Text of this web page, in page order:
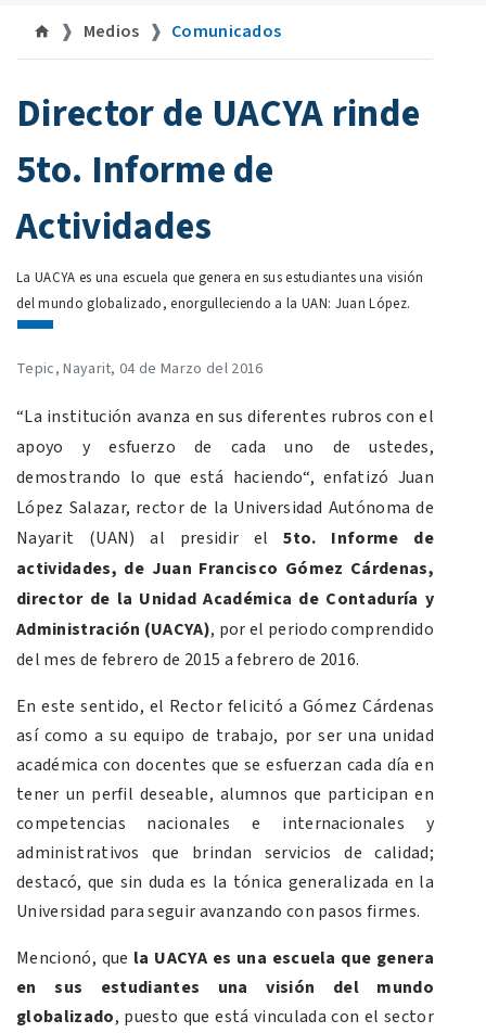
Medios Comunicados
Director de UACYA rinde
5to. Informe de
Actividades
La UACYA es una escuela que genera en sus estudiantes una visión
del mundo globalizado, enorgulleciendo a la UAN: Juan López.
Tepic, Nayarit, 04 de Marzo del 2016
“La institución avanza en sus diferentes rubros con el
apoyo y esfuerzo de cada uno de ustedes,
demostrando lo que está haciendo“, enfatizó Juan
López Salazar, rector de la Universidad Autónoma de
Nayarit (UAN) al presidir el5to. Informe de
actividades, de Juan Francisco Gómez Cárdenas,
director de la Unidad Académica de Contaduría y
Administración (UACYA), por el periodo comprendido
del mes de febrero de 2015 a febrero de 2016.
En este sentido, el Rector felicitó a Gómez Cárdenas
así como a su equipo de trabajo, por ser una unidad
académica con docentes que se esfuerzan cada día en
tener un perfil deseable, alumnos que participan en
competencias nacionales e internacionales y
administrativos que brindan servicios de calidad;
destacó, que sin duda es la tónica generalizada en la
Universidad para seguir avanzando con pasos firmes.
Mencionó, que la UACYA es una escuela que genera
en sus estudiantes una visión del mundo
globalizado, puesto que está vinculada con el sector